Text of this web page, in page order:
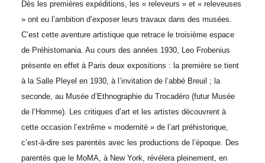
Dès les premières expéditions, les « releveurs » et « releveuses
» ont eu l’ambition d’exposer leurs travaux dans des musées.
C’est cette aventure artistique que retrace le troisième espace
de Préhistomania. Au cours des années 1930, Leo Frobenius
présente en effet à Paris deux expositions : la première se tient
à la Salle Pleyel en 1930, à l’invitation de l’abbé Breuil ; la
seconde, au Musée d’Ethnographie du Trocadéro (futur Musée
de l’Homme). Les critiques d’art et les artistes découvrent à
cette occasion l’extrême « modernité » de l’art préhistorique,
c’est-à-dire ses parentés avec les productions de l’époque. Des
parentés que le MoMA, à New York, révélera pleinement, en